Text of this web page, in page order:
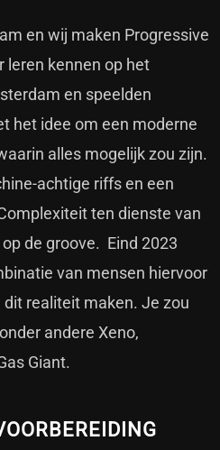
en wij maken Progressive
leren kennen op het
en speelden
het idee om een moderne
alles mogelijk zou zijn.
achtige riffs en een
ten dienste van
de groove. Eind 2023
van mensen hiervoor
realiteit maken. Je zou
andere Xeno,
Giant.